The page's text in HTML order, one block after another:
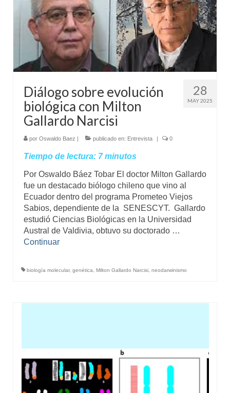
Entreletras
Ciencia
Mundo
Aula Virtual
28
MAY 2025
Diálogo sobre evolución
biológica con Milton
Gallardo Narcisi
por Oswaldo Baez | publicado en: Entrevista | 0
Tiempo de lectura: 7 minutos
Por Oswaldo Báez Tobar El doctor Milton Gallardo
fue un destacado biólogo chileno que vino al
Ecuador dentro del programa Prometeo Viejos
Sabios, dependiente de la SENESCYT. Gallardo
estudió Ciencias Biológicas en la Universidad
Austral de Valdivia, obtuvo su doctorado …
Continuar
biología molecular, genética Milton Gallardo Narcisi neodarwinismo